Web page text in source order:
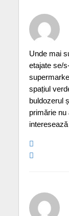
Unde mai
etajate se/
spațiul
buldozerul
primărie nu